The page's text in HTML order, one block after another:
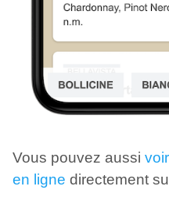
Vous pouvez aussi
en ligne directement